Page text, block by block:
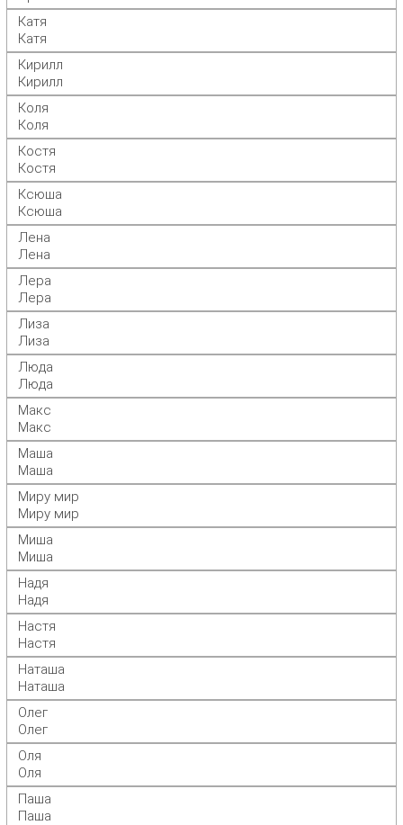
Катя
Катя
Кирилл
Кирилл
Коля
Коля
Костя
Костя
Ксюша
Ксюша
Лена
Лена
Лера
Лера
Лиза
Лиза
Люда
Люда
Макс
Макс
Маша
Маша
Миру мир
Миру мир
Миша
Миша
Надя
Надя
Настя
Настя
Наташа
Наташа
Олег
Олег
Оля
Оля
Паша
Паша